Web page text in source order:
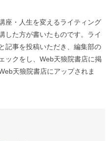
座・人生を変えるライティング
した方が書いたものです。ライ
記事を投稿いただき、編集部の
ックをし、Web天狼院書店に掲
天狼院書店にアップされま